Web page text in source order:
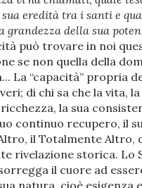
eredità tra i santi e
della sua
può trovare in noi
se non quella della
La “capacità” propria
di chi sa che la vita, la
la sua
continuo recupero, il
il Totalmente Altro,
rivelazione storica. Lo
il cuore ad
natura, cioè esigenza